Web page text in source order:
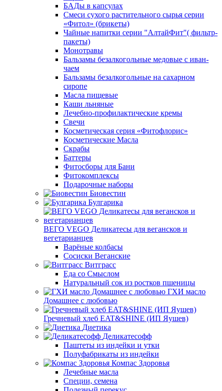
БАДы в капсулах
Смеси сухого растительного сырья серии
«Фитол» (брикеты)
Чайные напитки серии "АлтайФит"( фильтр-
пакеты)
Монотравы
Бальзамы безалкогольные медовые с иван-
чаем
Бальзамы безалкогольные на сахарном
сиропе
Масла пищевые
Каши льняные
Лечебно-профилактические кремы
Свечи
Косметическая серия «Фитофлорис»
Косметические Масла
Скрабы
Баттеры
Фитосборы для Бани
Фитокомплексы
Подарочные наборы
Биовестин
Булгарика
ВЕГО VEGO Деликатесы для вегансков и
вегетарианцев
Варёные колбасы
Сосиски Веганские
Витграсс
Еда со Смыслом
Натуральный сок из ростков пшеницы
ГХИ масло
Домашнее с любовью
Гречневый хлеб EAT&SHINE (ИП Яушев)
Диетика
Деликатесофф
Паштеты из индейки и утки
Полуфабрикаты из индейки
Компас Здоровья
Лечебные масла
Специи, семена